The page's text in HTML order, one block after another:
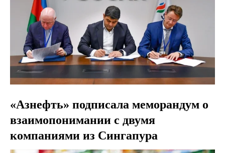
«Азнефть» подписала меморандум о
взаимопонимании с двумя
компаниями из Сингапура